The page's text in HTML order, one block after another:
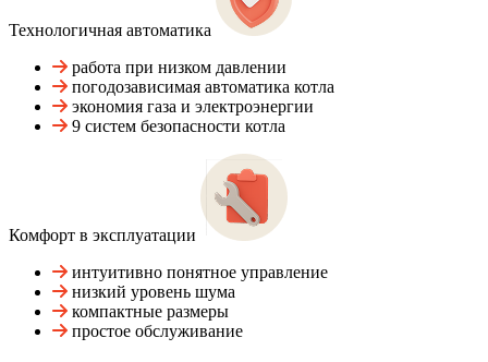
Технологичная автоматика
работа при низком давлении
погодозависимая автоматика котла
экономия газа и электроэнергии
9 систем безопасности котла
Комфорт в эксплуатации
интуитивно понятное управление
низкий уровень шума
компактные размеры
простое обслуживание